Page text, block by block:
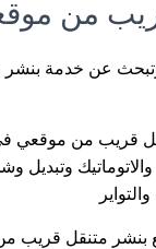
من
عن خدمة
قريب من موقعي
وتبديل
بنشر متنقل قريب